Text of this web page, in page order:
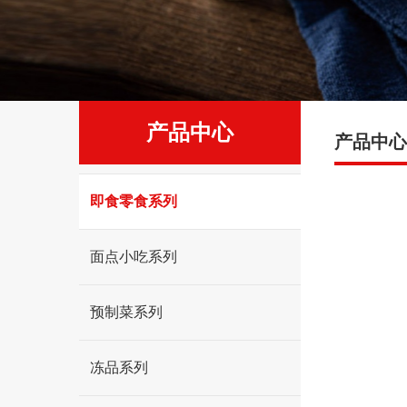
产品中心
即食零食系列
面点小吃系列
预制菜系列
冻品系列
产品中心